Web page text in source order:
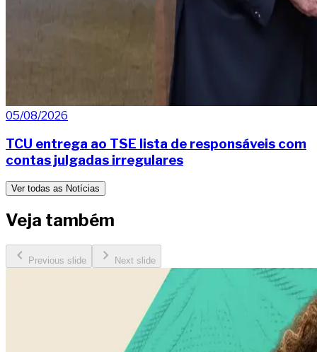
05/08/2026
TCU entrega ao TSE lista de responsáveis com
contas julgadas irregulares
Ver todas as Notícias
Veja também
Previous slide Next slide